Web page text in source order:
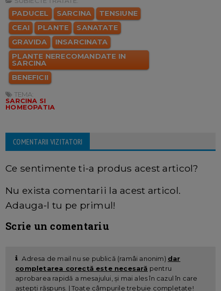
PADUCEL SARCINA
TENSIUNE
CEAI
PLANTE
SANATATE
GRAVIDA
INSARCINATA
PLANTE NERECOMANDATE IN
SARCINA
BENEFICII
TEMA:
SARCINA SI
HOMEOPATIA
COMENTARII VIZITATORI
Ce sentimente ti-a produs acest articol?
Nu exista comentarii la acest articol.
Adauga-l tu pe primul!
Scrie un comentariu
Adresa de mail nu se publică (ramâi anonim) dar
completarea corectă este necesară pentru
aprobarea rapidă a mesajului, și mai ales în cazul în care
aștepți răspuns. | Toate câmpurile trebuie completate!